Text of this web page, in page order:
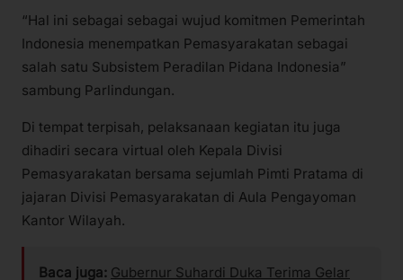
“Hal ini sebagai sebagai wujud komitmen Pemerintah
Indonesia menempatkan Pemasyarakatan sebagai
salah satu Subsistem Peradilan Pidana Indonesia”
sambung Parlindungan.
Di tempat terpisah, pelaksanaan kegiatan itu juga
dihadiri secara virtual oleh Kepala Divisi
Pemasyarakatan bersama sejumlah Pimti Pratama di
jajaran Divisi Pemasyarakatan di Aula Pengayoman
Kantor Wilayah.
Baca juga: Gubernur Suhardi Duka Terima Gelar